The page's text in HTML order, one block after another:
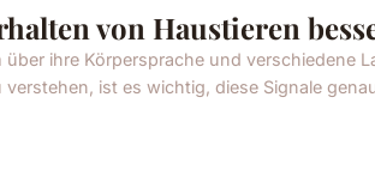
von Haustieren
ihre Körpersprache und verschiedene
ist es wichtig, diese Signale